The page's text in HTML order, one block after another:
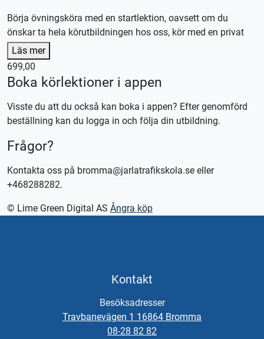
Börja övningsköra med en startlektion, oavsett om du
önskar ta hela körutbildningen hos oss, kör med en privat
handledare eller en kombination av båda.
Efter lektionen skräddarsyr vi en plan efter dina
förutsättningar och önskemål.
Våra körlektioner är 70 minuter, utebliven närvaro debiteras.
En startlektion kan endast nyttjas en gång och ersätter inte
Denna körlektion utförs med en automat växlad bil,
Kontakta oss för bokning eller logga in på appen TABS Elev
alternativt tctabs.se.
Vid önskemål om betalning via faktura, vänligen kontakta
Läs mer
699,00
Boka körlektioner i appen
Visste du att du också kan boka i appen? Efter genomförd
beställning kan du logga in och följa din utbildning.
Frågor?
Kontakta oss på bromma@jarlatrafikskola.se eller
+468288282.
© Lime Green Digital AS Ångra köp
Kontakt
Besöksadresser
Travbanevägen 1 16864 Bromma
08-28 82 82